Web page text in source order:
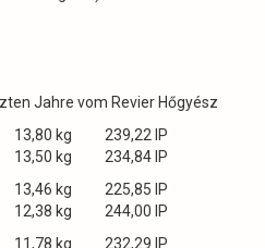
Jahre vom Revier Hőgyész
kg 239,22 IP
kg 234,84 IP
kg 225,85 IP
kg 244,00 IP
kg 232,29 IP